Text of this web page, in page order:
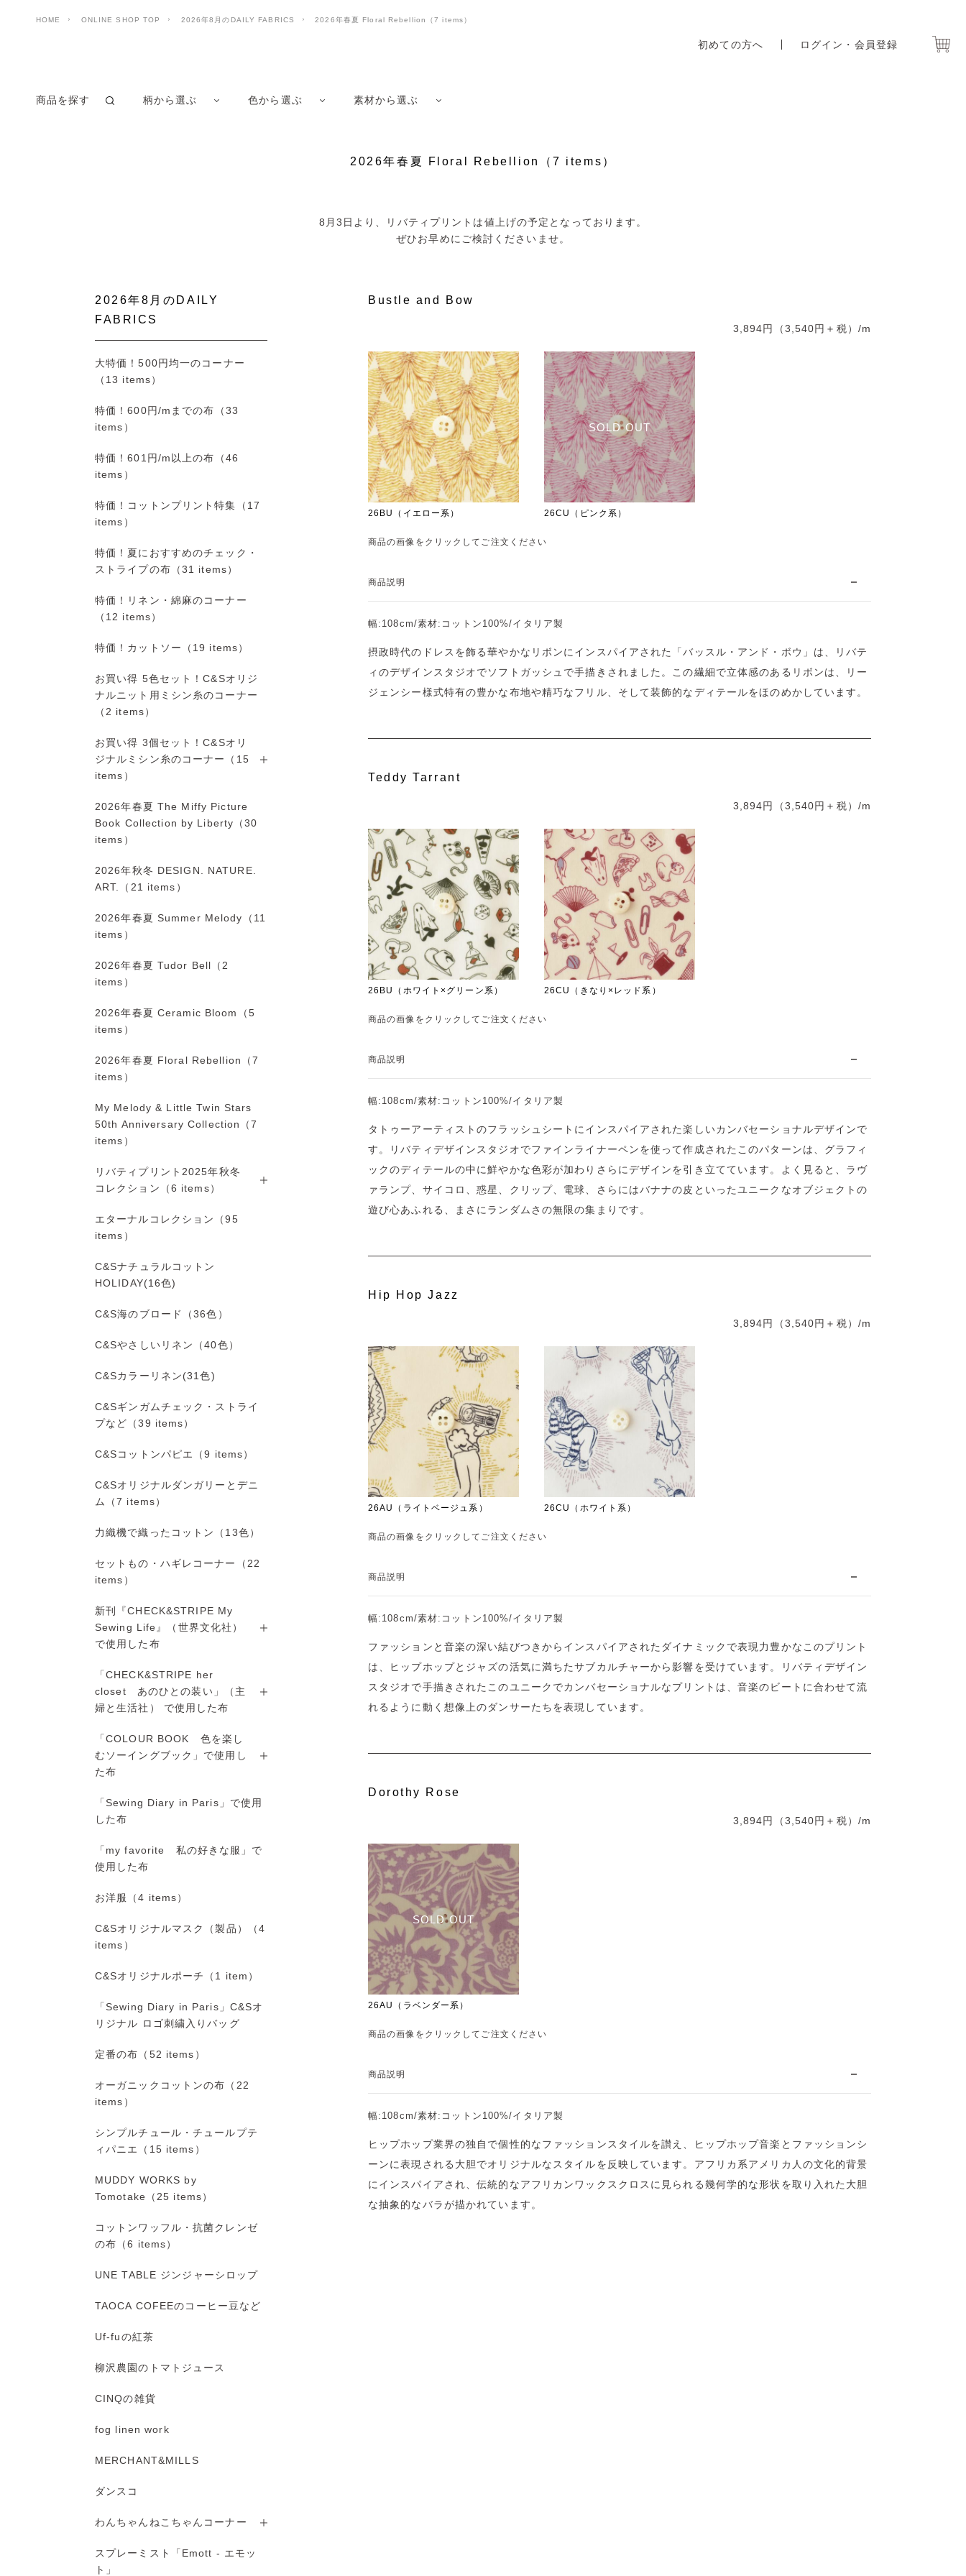
商品を探す 柄から選ぶ 色から選ぶ 素材から選ぶ
HOME ONLINE SHOP TOP 2026年8月のDAILY FABRICS 2026年春夏 Floral Rebellion（7 items）
初めての方へ ログイン・会員登録
2026年春夏 Floral Rebellion（7 items）
8月3日より、リバティプリントは値上げの予定となっております。
ぜひお早めにご検討くださいませ。
2026年8月のDAILY
FABRICS
大特価！500円均一のコーナー
（13 items）
特価！600円/mまでの布（33
items）
特価！601円/m以上の布（46
items）
特価！コットンプリント特集（17
items）
特価！夏におすすめのチェック・
ストライプの布（31 items）
特価！リネン・綿麻のコーナー
（12 items）
特価！カットソー（19 items）
お買い得 5色セット！C&Sオリジ
ナルニット用ミシン糸のコーナー
（2 items）
お買い得 3個セット！C&Sオリ
ジナルミシン糸のコーナー（15
items）
2026年春夏 The Miffy Picture
Book Collection by Liberty（30
items）
2026年秋冬 DESIGN. NATURE.
ART.（21 items）
2026年春夏 Summer Melody（11
items）
2026年春夏 Tudor Bell（2
items）
2026年春夏 Ceramic Bloom（5
items）
2026年春夏 Floral Rebellion（7
items）
My Melody & Little Twin Stars
50th Anniversary Collection（7
items）
リバティプリント2025年秋冬
コレクション（6 items）
エターナルコレクション（95
items）
C&Sナチュラルコットン
HOLIDAY(16色)
C&S海のブロード（36色）
C&Sやさしいリネン（40色）
C&Sカラーリネン(31色)
C&Sギンガムチェック・ストライ
プなど（39 items）
C&Sコットンパピエ（9 items）
C&Sオリジナルダンガリーとデニ
ム（7 items）
力織機で織ったコットン（13色）
セットもの・ハギレコーナー（22
items）
新刊『CHECK&STRIPE My
Sewing Life』（世界文化社）
で使用した布
「CHECK&STRIPE her
closet あのひとの装い」（主
婦と生活社） で使用した布
「COLOUR BOOK 色を楽し
むソーイングブック」で使用し
た布
「Sewing Diary in Paris」で使用
した布
「my favorite 私の好きな服」で
使用した布
お洋服（4 items）
C&Sオリジナルマスク（製品）（4
items）
C&Sオリジナルポーチ（1 item）
「Sewing Diary in Paris」C&Sオ
リジナル ロゴ刺繍入りバッグ
定番の布（52 items）
オーガニックコットンの布（22
items）
シンプルチュール・チュールプテ
ィパニエ（15 items）
MUDDY WORKS by
Tomotake（25 items）
コットンワッフル・抗菌クレンゼ
の布（6 items）
UNE TABLE ジンジャーシロップ
TAOCA COFEEのコーヒー豆など
Uf-fuの紅茶
柳沢農園のトマトジュース
CINQの雑貨
fog linen work
MERCHANT&MILLS
ダンスコ
わんちゃんねこちゃんコーナー
スプレーミスト「Emott - エモッ
ト」
Bustle and Bow
3,894円（3,540円＋税）/m
26BU（イエロー系）
SOLD OUT
26CU（ピンク系）
商品の画像をクリックしてご注文ください
商品説明
幅:108cm/素材:コットン100%/イタリア製
摂政時代のドレスを飾る華やかなリボンにインスパイアされた「バッスル・アンド・ボウ」は、リバテ
ィのデザインスタジオでソフトガッシュで手描きされました。この繊細で立体感のあるリボンは、リー
ジェンシー様式特有の豊かな布地や精巧なフリル、そして装飾的なディテールをほのめかしています。
Teddy Tarrant
3,894円（3,540円＋税）/m
26BU（ホワイト×グリーン系） 26CU（きなり×レッド系）
商品の画像をクリックしてご注文ください
商品説明
幅:108cm/素材:コットン100%/イタリア製
タトゥーアーティストのフラッシュシートにインスパイアされた楽しいカンバセーショナルデザインで
す。リバティデザインスタジオでファインライナーペンを使って作成されたこのパターンは、グラフィ
ックのディテールの中に鮮やかな色彩が加わりさらにデザインを引き立てています。よく見ると、ラヴ
ァランプ、サイコロ、惑星、クリップ、電球、さらにはバナナの皮といったユニークなオブジェクトの
遊び心あふれる、まさにランダムさの無限の集まりです。
Hip Hop Jazz
3,894円（3,540円＋税）/m
26AU（ライトベージュ系） 26CU（ホワイト系）
商品の画像をクリックしてご注文ください
商品説明
幅:108cm/素材:コットン100%/イタリア製
ファッションと音楽の深い結びつきからインスパイアされたダイナミックで表現力豊かなこのプリント
は、ヒップホップとジャズの活気に満ちたサブカルチャーから影響を受けています。リバティデザイン
スタジオで手描きされたこのユニークでカンバセーショナルなプリントは、音楽のビートに合わせて流
れるように動く想像上のダンサーたちを表現しています。
Dorothy Rose
3,894円（3,540円＋税）/m
SOLD OUT
26AU（ラベンダー系）
商品の画像をクリックしてご注文ください
商品説明
幅:108cm/素材:コットン100%/イタリア製
ヒップホップ業界の独自で個性的なファッションスタイルを讃え、ヒップホップ音楽とファッションシ
ーンに表現される大胆でオリジナルなスタイルを反映しています。アフリカ系アメリカ人の文化的背景
にインスパイアされ、伝統的なアフリカンワックスクロスに見られる幾何学的な形状を取り入れた大胆
な抽象的なバラが描かれています。